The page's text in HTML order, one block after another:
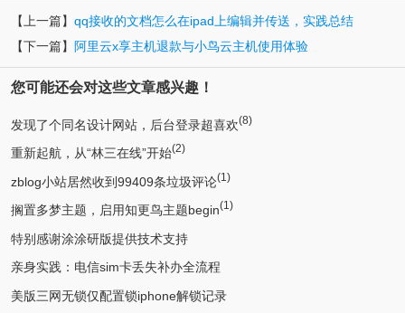
【上一篇】 qq接收的文档怎么在ipad上编辑并传送，实践总结
【下一篇】 阿里云x享主机退款与小鸟云主机使用体验
您可能还会对这些文章感兴趣！
发现了个同名设计网站，后台登录超喜欢(8)
重新起航，从“林三在线”开始(2)
zblog小站居然收到99409条垃圾评论(1)
搁置多梦主题，启用知更鸟主题begin(1)
特别感谢涂涂研版提供技术支持
亲身实践：电信sim卡丢失补办全流程
美版三网无锁仅配置锁iphone解锁记录